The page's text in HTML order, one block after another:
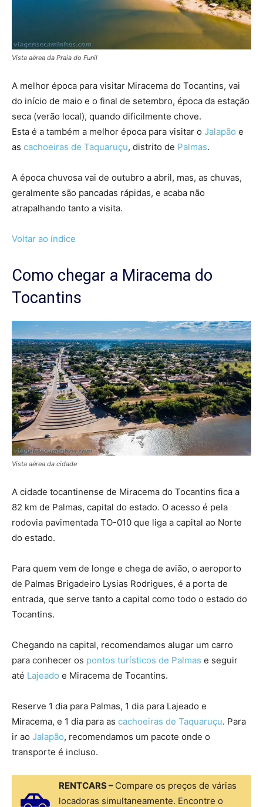
Vista aérea da Praia do Funil
A melhor época para visitar Miracema do Tocantins, vai
do início de maio e o final de setembro, época da estação
seca (verão local), quando dificilmente chove.
Esta é a também a melhor época para visitar o Jalapão e
as cachoeiras de Taquaruçu, distrito de Palmas.
A época chuvosa vai de outubro a abril, mas, as chuvas,
geralmente são pancadas rápidas, e acaba não
atrapalhando tanto a visita.
Voltar ao índice
Como chegar a Miracema do
Tocantins
Vista aérea da cidade
A cidade tocantinense de Miracema do Tocantins fica a
82 km de Palmas, capital do estado. O acesso é pela
rodovia pavimentada TO-010 que liga a capital ao Norte
do estado.
Para quem vem de longe e chega de avião, o aeroporto
de Palmas Brigadeiro Lysias Rodrigues, é a porta de
entrada, que serve tanto a capital como todo o estado do
Tocantins.
Chegando na capital, recomendamos alugar um carro
para conhecer os pontos turísticos de Palmas e seguir
até Lajeado e Miracema de Tocantins.
Reserve 1 dia para Palmas, 1 dia para Lajeado e
Miracema, e 1 dia para as cachoeiras de Taquaruçu. Para
ir ao Jalapão, recomendamos um pacote onde o
transporte é incluso.
RENTCARS – Compare os preços de várias
locadoras simultaneamente. Encontre o